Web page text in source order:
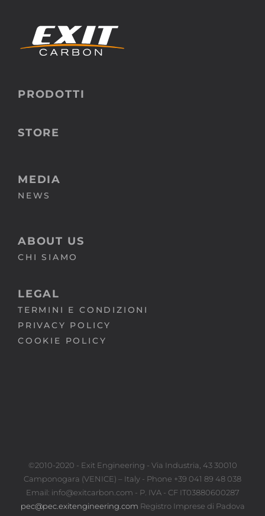
PRODOTTI
STORE
MEDIA
NEWS
ABOUT US
CHI SIAMO
LEGAL
TERMINI E CONDIZIONI
PRIVACY POLICY
COOKIE POLICY
©2010-2020 - Exit Engineering - Via Industria, 43 30010
Camponogara (VENICE) – Italy - Phone +39 041 89 48 038
Email: info@exitcarbon.com - P. IVA - CF IT03880600287
pec@pec.exitengineering.com Registro Imprese di Padova